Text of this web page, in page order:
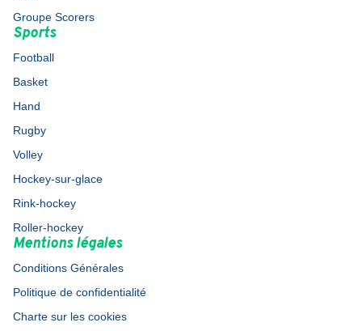
Groupe Scorers
Sports
Football
Basket
Hand
Rugby
Volley
Hockey-sur-glace
Rink-hockey
Roller-hockey
Mentions légales
Conditions Générales
Politique de confidentialité
Charte sur les cookies